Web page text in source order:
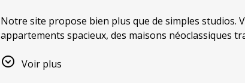
Notre site propose bien plus que de simples studios.
appartements spacieux, des maisons néoclassiques
prolongé, vous trouverez un hébergement adapté à
Voir plus